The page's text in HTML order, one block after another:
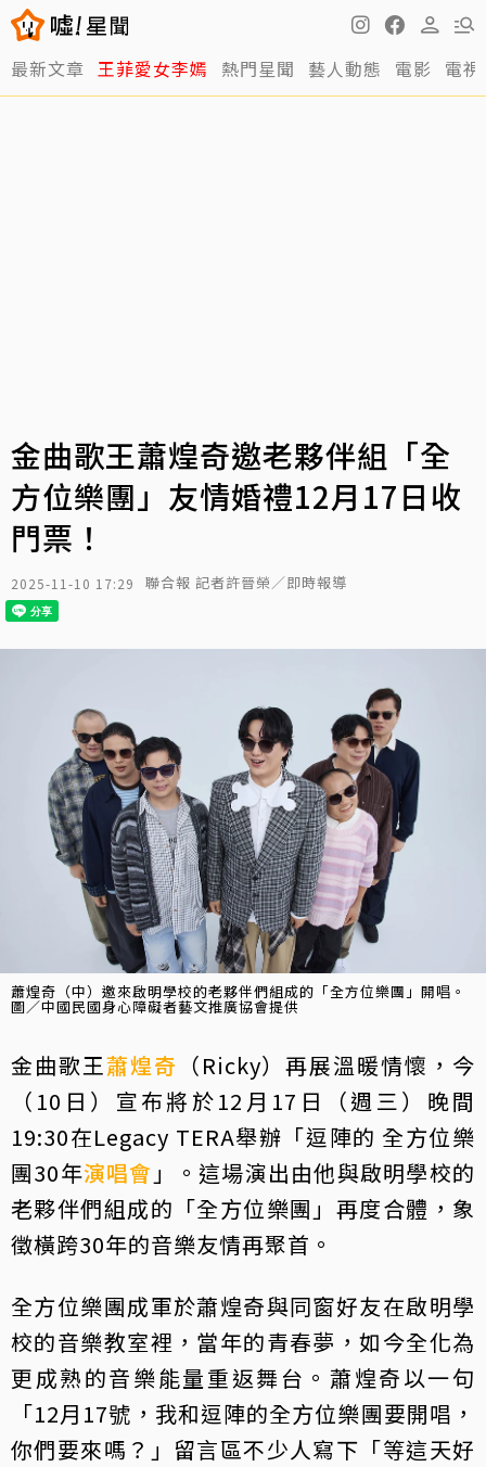
最新文章 王菲愛女李嫣 熱門星聞 藝人動態 電影 電視
金曲歌王蕭煌奇邀老夥伴組「全
方位樂團」友情婚禮12月17日收
門票！
2025-11-10 17:29 聯合報 記者許晉榮／即時報導
蕭煌奇（中）邀來啟明學校的老夥伴們組成的「全方位樂團」開唱。
圖／中國民國身心障礙者藝文推廣協會提供
金曲歌王蕭煌奇 （Ricky）再展溫暖情懷，今
（10日）宣布將於12月17日（週三）晚間
19:30在Legacy TERA舉辦「逗陣的 全方位樂
團30年演唱會 」。這場演出由他與啟明學校的
老夥伴們組成的「全方位樂團」再度合體，象
徵橫跨30年的音樂友情再聚首。
全方位樂團成軍於蕭煌奇與同窗好友在啟明學
校的音樂教室裡，當年的青春夢，如今全化為
更成熟的音樂能量重返舞台。蕭煌奇以一句
「12月17號，我和逗陣的全方位樂團要開唱，
你們要來嗎？」留言區不少人寫下「等這天好